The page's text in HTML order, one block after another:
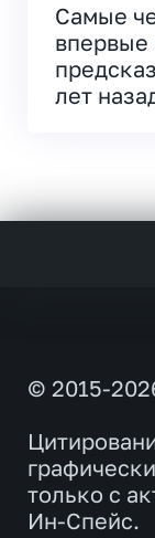
Самые
впервые
лет
© 2015-
только с
Ин-Спейс.